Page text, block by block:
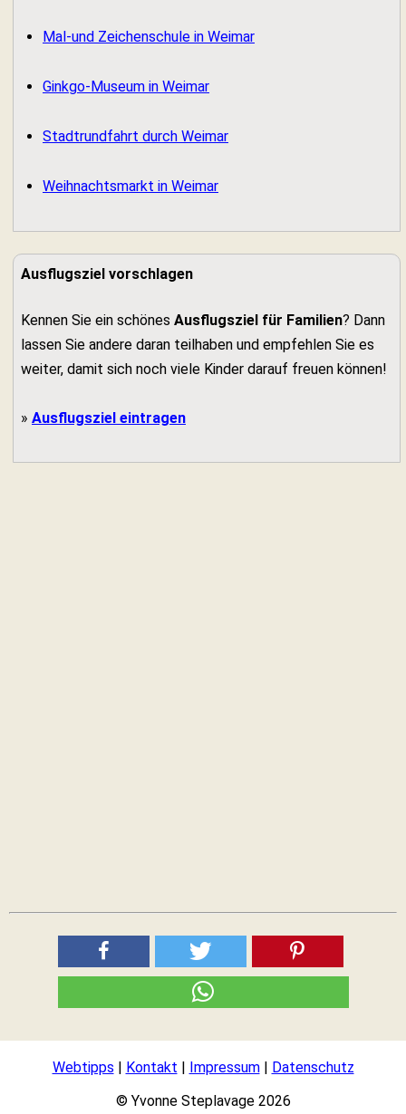
Mal-und Zeichenschule in Weimar
Ginkgo-Museum in Weimar
Stadtrundfahrt durch Weimar
Weihnachtsmarkt in Weimar
Ausflugsziel vorschlagen
Kennen Sie ein schönes Ausflugsziel für Familien? Dann
lassen Sie andere daran teilhaben und empfehlen Sie es
weiter, damit sich noch viele Kinder darauf freuen können!
» Ausflugsziel eintragen
Webtipps | Kontakt | Impressum| Datenschutz
© Yvonne Steplavage 2026